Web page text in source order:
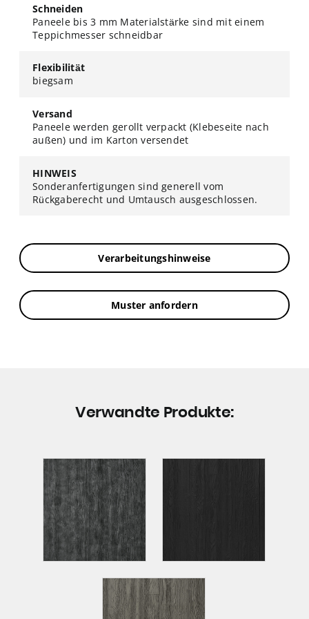
Schneiden
Paneele bis 3 mm Materialstärke sind mit einem
Teppichmesser schneidbar
Flexibilität
biegsam
Versand
Paneele werden gerollt verpackt (Klebeseite nach
außen) und im Karton versendet
HINWEIS
Sonderanfertigungen sind generell vom
Rückgaberecht und Umtausch ausgeschlossen.
Verarbeitungshinweise
Muster anfordern
Verwandte Produkte: